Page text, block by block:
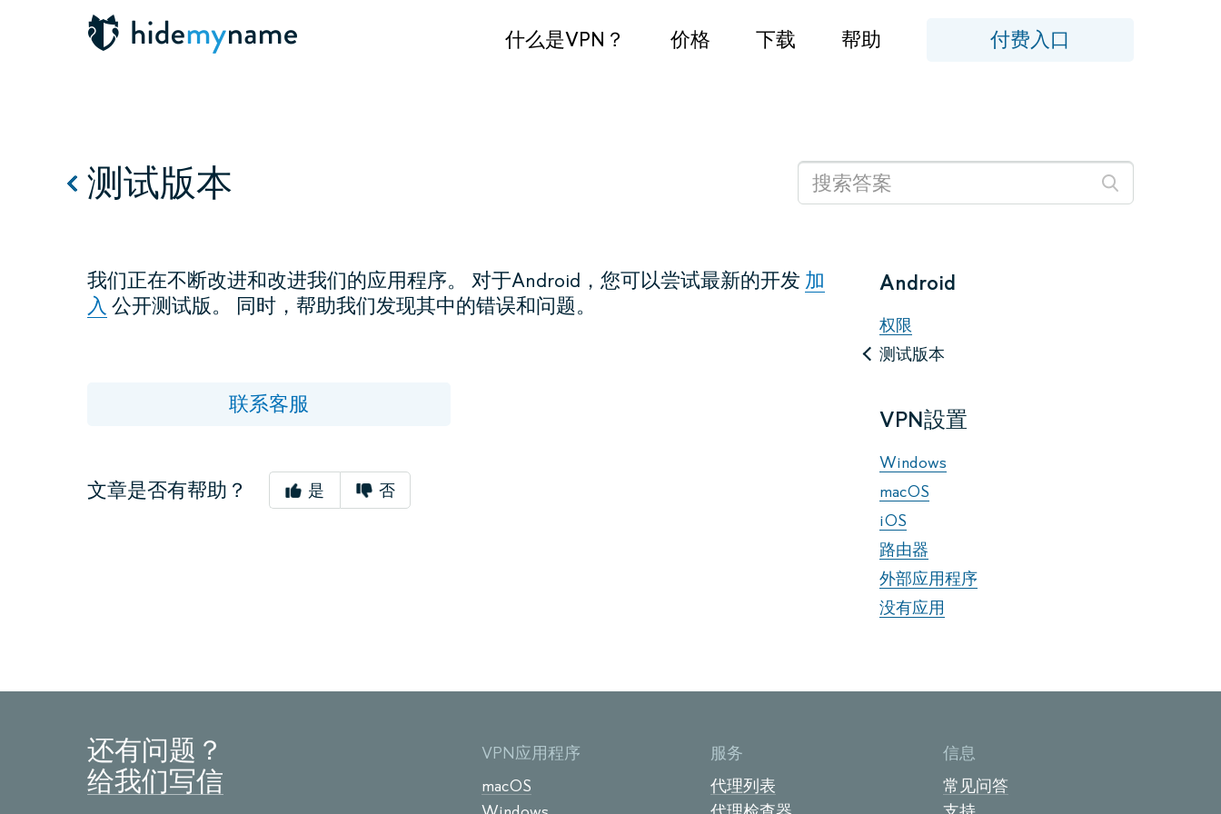
什么是VPN？ 价格 下载 帮助 付费入口
测试版本
我们正在不断改进和改进我们的应用程序。 对于Android，您可以尝试最新的开发 加
入 公开测试版。 同时，帮助我们发现其中的错误和问题。
联系客服
文章是否有帮助？ 是 否
Android
权限
测试版本
VPN設置
Windows
macOS
iOS
路由器
外部应用程序
没有应用
还有问题？
给我们写信
VPN应用程序
macOS
服务
代理列表
信息
常见问答